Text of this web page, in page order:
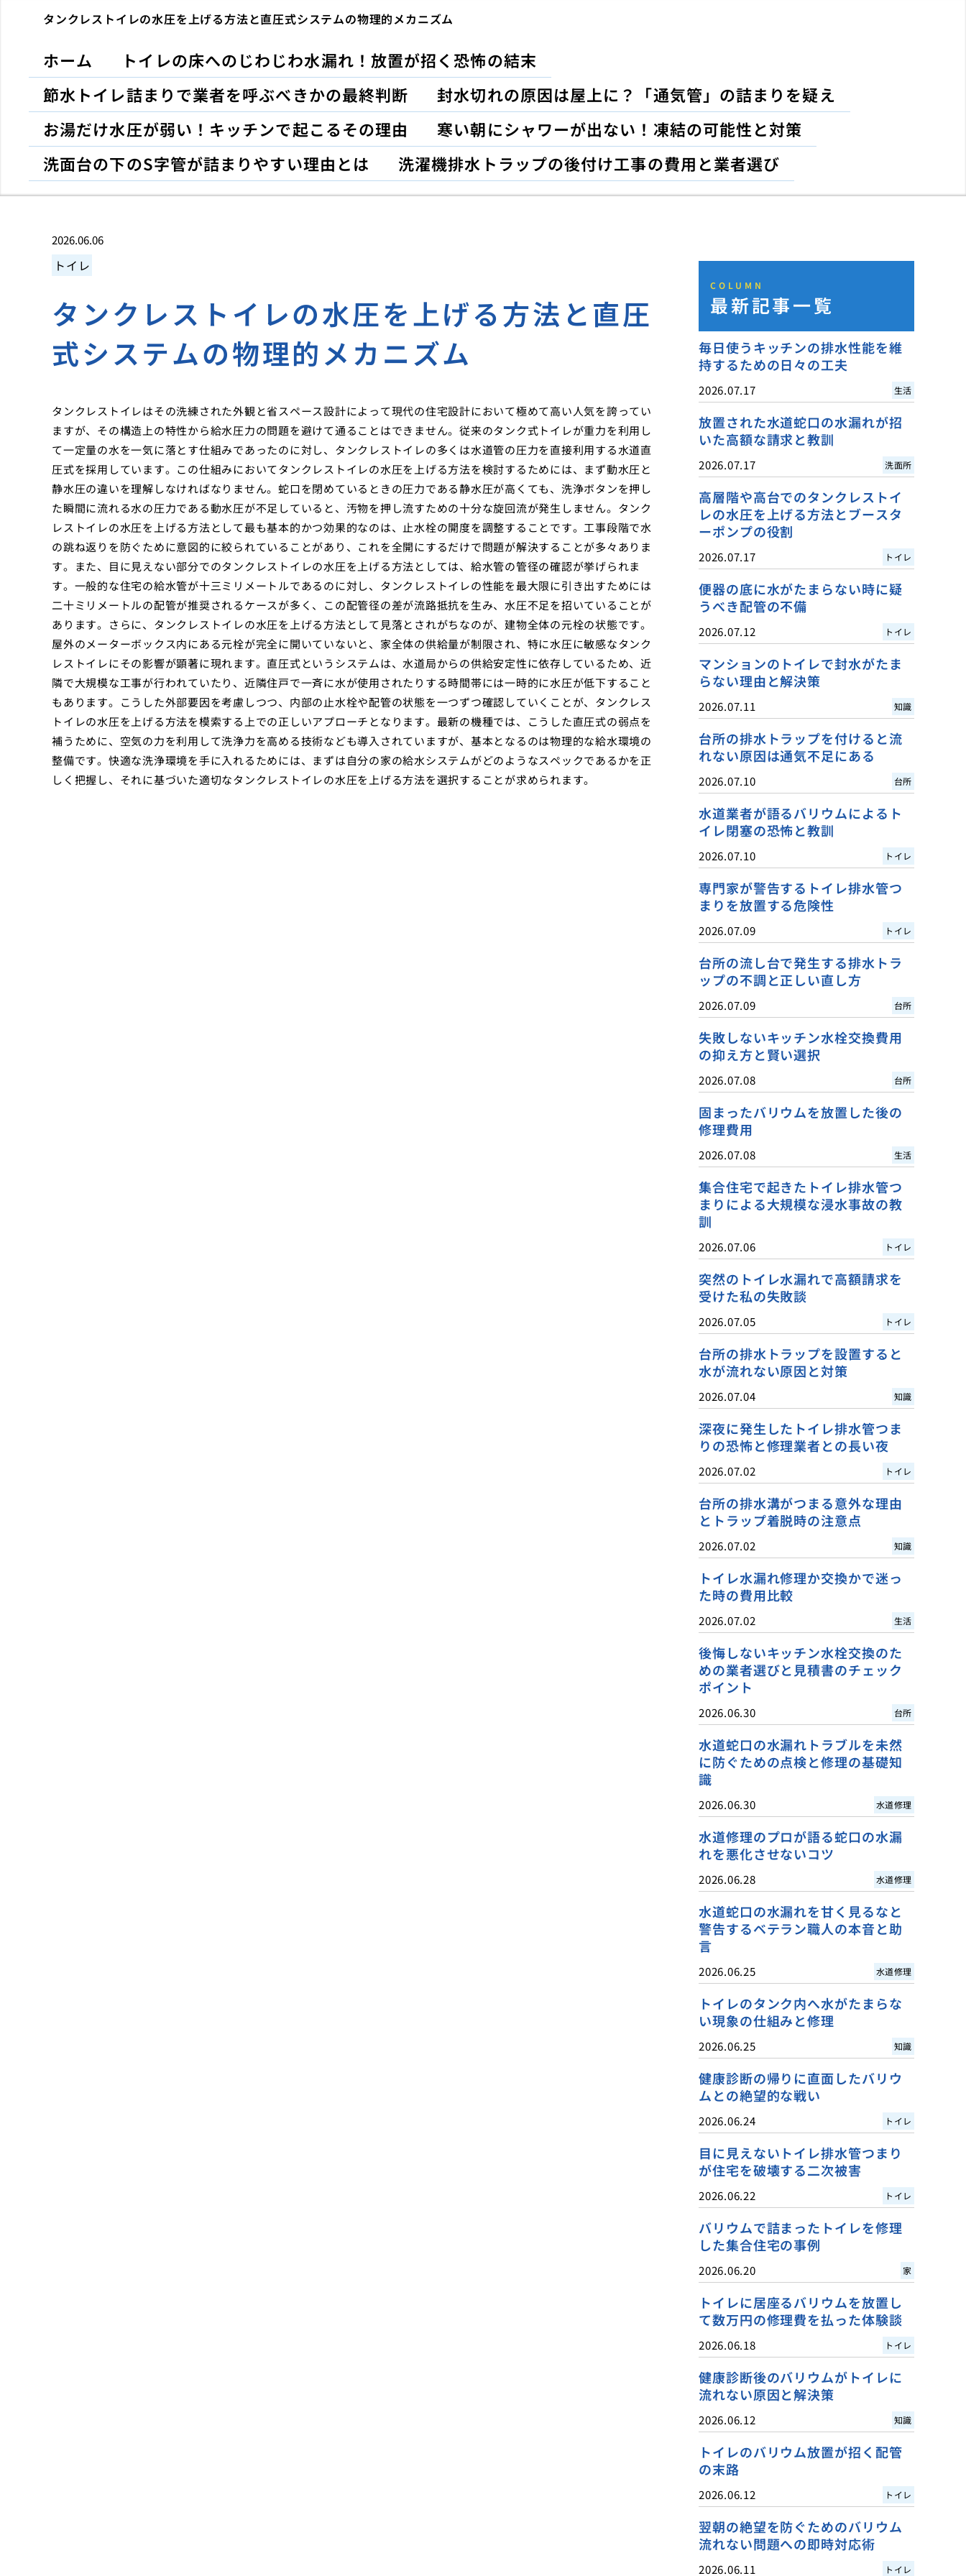
タンクレストイレの水圧を上げる方法と直圧式システムの物理的メカニズム
ホーム
トイレの床へのじわじわ水漏れ！放置が招く恐怖の結末
節水トイレ詰まりで業者を呼ぶべきかの最終判断
封水切れの原因は屋上に？「通気管」の詰まりを疑え
お湯だけ水圧が弱い！キッチンで起こるその理由
寒い朝にシャワーが出ない！凍結の可能性と対策
洗面台の下のS字管が詰まりやすい理由とは
洗濯機排水トラップの後付け工事の費用と業者選び
2026.06.06
トイレ
タンクレストイレの水圧を上げる方法と直圧
式システムの物理的メカニズム
タンクレストイレはその洗練された外観と省スペース設計によって現代の住宅設計において極めて高い人気を誇ってい
ますが、その構造上の特性から給水圧力の問題を避けて通ることはできません。従来のタンク式トイレが重力を利用し
て一定量の水を一気に落とす仕組みであったのに対し、タンクレストイレの多くは水道管の圧力を直接利用する水道直
圧式を採用しています。この仕組みにおいてタンクレストイレの水圧を上げる方法を検討するためには、まず動水圧と
静水圧の違いを理解しなければなりません。蛇口を閉めているときの圧力である静水圧が高くても、洗浄ボタンを押し
た瞬間に流れる水の圧力である動水圧が不足していると、汚物を押し流すための十分な旋回流が発生しません。タンク
レストイレの水圧を上げる方法として最も基本的かつ効果的なのは、止水栓の開度を調整することです。工事段階で水
の跳ね返りを防ぐために意図的に絞られていることがあり、これを全開にするだけで問題が解決することが多々ありま
す。また、目に見えない部分でのタンクレストイレの水圧を上げる方法としては、給水管の管径の確認が挙げられま
す。一般的な住宅の給水管が十三ミリメートルであるのに対し、タンクレストイレの性能を最大限に引き出すためには
二十ミリメートルの配管が推奨されるケースが多く、この配管径の差が流路抵抗を生み、水圧不足を招いていることが
あります。さらに、タンクレストイレの水圧を上げる方法として見落とされがちなのが、建物全体の元栓の状態です。
屋外のメーターボックス内にある元栓が完全に開いていないと、家全体の供給量が制限され、特に水圧に敏感なタンク
レストイレにその影響が顕著に現れます。直圧式というシステムは、水道局からの供給安定性に依存しているため、近
隣で大規模な工事が行われていたり、近隣住戸で一斉に水が使用されたりする時間帯には一時的に水圧が低下すること
もあります。こうした外部要因を考慮しつつ、内部の止水栓や配管の状態を一つずつ確認していくことが、タンクレス
トイレの水圧を上げる方法を模索する上での正しいアプローチとなります。最新の機種では、こうした直圧式の弱点を
補うために、空気の力を利用して洗浄力を高める技術なども導入されていますが、基本となるのは物理的な給水環境の
整備です。快適な洗浄環境を手に入れるためには、まずは自分の家の給水システムがどのようなスペックであるかを正
しく把握し、それに基づいた適切なタンクレストイレの水圧を上げる方法を選択することが求められます。
COLUMN
最新記事一覧
毎日使うキッチンの排水性能を維
持するための日々の工夫
2026.07.17 生活
放置された水道蛇口の水漏れが招
いた高額な請求と教訓
2026.07.17 洗面所
高層階や高台でのタンクレストイ
レの水圧を上げる方法とブースタ
ーポンプの役割
2026.07.17 トイレ
便器の底に水がたまらない時に疑
うべき配管の不備
2026.07.12 トイレ
マンションのトイレで封水がたま
らない理由と解決策
2026.07.11 知識
台所の排水トラップを付けると流
れない原因は通気不足にある
2026.07.10 台所
水道業者が語るバリウムによるト
イレ閉塞の恐怖と教訓
2026.07.10 トイレ
専門家が警告するトイレ排水管つ
まりを放置する危険性
2026.07.09 トイレ
台所の流し台で発生する排水トラ
ップの不調と正しい直し方
2026.07.09 台所
失敗しないキッチン水栓交換費用
の抑え方と賢い選択
2026.07.08 台所
固まったバリウムを放置した後の
修理費用
2026.07.08 生活
集合住宅で起きたトイレ排水管つ
まりによる大規模な浸水事故の教
訓
2026.07.06 トイレ
突然のトイレ水漏れで高額請求を
受けた私の失敗談
2026.07.05 トイレ
台所の排水トラップを設置すると
水が流れない原因と対策
2026.07.04 知識
深夜に発生したトイレ排水管つま
りの恐怖と修理業者との長い夜
2026.07.02 トイレ
台所の排水溝がつまる意外な理由
とトラップ着脱時の注意点
2026.07.02 知識
トイレ水漏れ修理か交換かで迷っ
た時の費用比較
2026.07.02 生活
後悔しないキッチン水栓交換のた
めの業者選びと見積書のチェック
ポイント
2026.06.30 台所
水道蛇口の水漏れトラブルを未然
に防ぐための点検と修理の基礎知
識
2026.06.30 水道修理
水道修理のプロが語る蛇口の水漏
れを悪化させないコツ
2026.06.28 水道修理
水道蛇口の水漏れを甘く見るなと
警告するベテラン職人の本音と助
言
2026.06.25 水道修理
トイレのタンク内へ水がたまらな
い現象の仕組みと修理
2026.06.25 知識
健康診断の帰りに直面したバリウ
ムとの絶望的な戦い
2026.06.24 トイレ
目に見えないトイレ排水管つまり
が住宅を破壊する二次被害
2026.06.22 トイレ
バリウムで詰まったトイレを修理
した集合住宅の事例
2026.06.20 家
トイレに居座るバリウムを放置し
て数万円の修理費を払った体験談
2026.06.18 トイレ
健康診断後のバリウムがトイレに
流れない原因と解決策
2026.06.12 知識
トイレのバリウム放置が招く配管
の末路
2026.06.12 トイレ
翌朝の絶望を防ぐためのバリウム
流れない問題への即時対応術
2026.06.11 トイレ